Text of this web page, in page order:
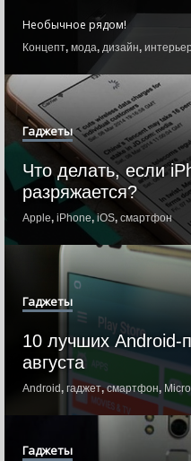
Необычное рядом!
Концепт, мода, дизайн,
Гаджеты
Что делать, если
разряжается?
Apple, iPhone, iOS, смартфон
Гаджеты
10 лучших Android-
августа
Android, гаджет,смартфон,
Гаджеты